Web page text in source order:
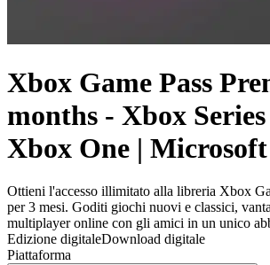
Xbox Game Pass
months - Xbox
Xbox One |
Ottieni l'accesso illimitato alla libreria Xbox
per 3 mesi. Goditi giochi nuovi e classici,
multiplayer online con gli amici in un unico
Edizione digitaleDownload digitale
Piattaforma